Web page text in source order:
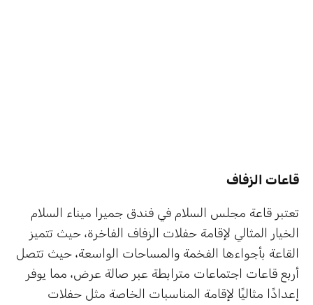
قاعات الزفاف
تعتبر قاعة مجلس السلام في فندق جميرا ميناء السلام
الخيار المثالي لإقامة حفلات الزفاف الفاخرة، حيث تتميز
القاعة بأجواءها الفخمة والمساحات الواسعة، حيث تتصل
أربع قاعات اجتماعات مترابطة عبر صالة عرض، مما يوفر
إعدادًا مثاليًا لإقامة المناسبات الخاصة مثل حفلات